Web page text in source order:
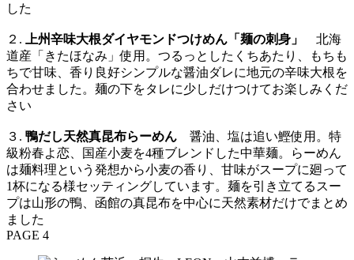
した
２. 上州辛味大根ダイヤモンドつけめん「麺の刺身」
北海
道産「きたほなみ」使用。つるっとしたくちあたり、もちも
ちで甘味、香り良好シンプルな醤油ダレに地元の辛味大根を
合わせました。麺の下をタレに少しだけつけてお楽しみくだ
さい
３. 鴨だし天然真昆布らーめん 醤油、塩は追い鰹使用。特
級粉春よ恋、国産小麦を4種ブレンドした中華麺。らーめん
は麺料理という発想から小麦の香り、甘味がスープに廻って
1杯になる様セッティングしています。麺を引き立てるスー
プは山形の鴨、函館の真昆布を中心に天然素材だけでまとめ
ました
PAGE 4